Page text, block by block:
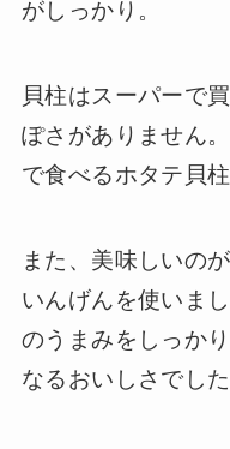
がしっかり。
貝柱はスーパーで
ぽさがありません
で食べるホタテ貝
また、美味しいの
いんげんを使いま
のうまみをしっか
なるおいしさでした